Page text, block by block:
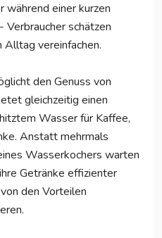
während einer kurzen
schätzen
Alltag vereinfachen.
den Genuss von
gleichzeitig einen
Wasser für Kaffee,
Anstatt mehrmals
Wasserkochers warten
Getränke effizienter
den Vorteilen